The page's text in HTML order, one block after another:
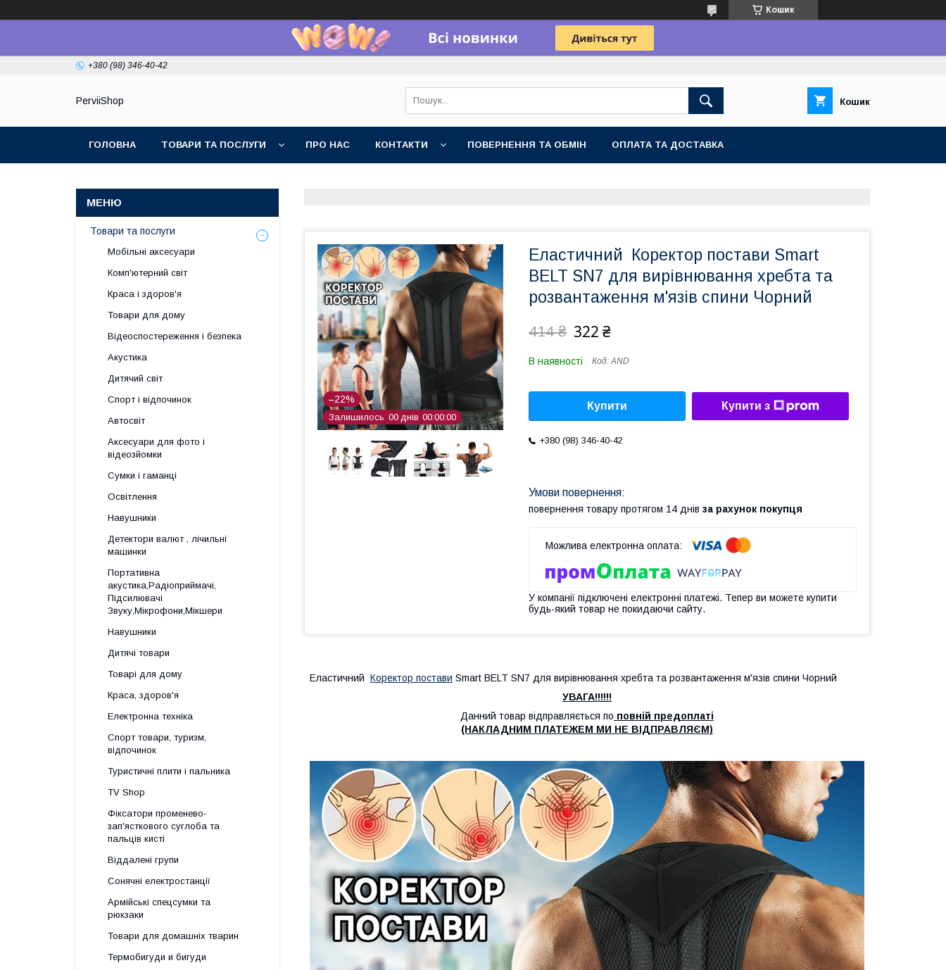
Кошик
+380 (98) 346-40-42
PerviiShop Кошик
ГОЛОВНА ТОВАРИ ТА ПОСЛУГИ ПРО НАС КОНТАКТИ ПОВЕРНЕННЯ ТА ОБМІН ОПЛАТА ТА ДОСТАВКА
–22%
Залишилось 00 днів 00 00 00
Еластичний Коректор постави Smart
BELT SN7 для вирівнювання хребта та
розвантаження м'язів спини Чорний
414 ₴ 322 ₴
В наявності Код:AND
Купити Купити з
+380 (98) 346-40-42
повернення товару протягом 14 днів за рахунок покупця
У компанії підключені електронні платежі. Тепер ви можете купити
будь-який товар не покидаючи сайту.
Еластичний Коректор постави Smart BELT SN7 для вирівнювання хребта та розвантаження м'язів спини Чорний
УВАГА!!!!!!
Данний товар відправляється по повній предоплаті
(НАКЛАДНИМ ПЛАТЕЖЕМ МИ НЕ ВІДПРАВЛЯЄМ)
Товари та послуги
Мобільні аксесуари
Комп'ютерний світ
Краса і здоров'я
Товари для дому
Відеоспостереження і безпека
Акустика
Дитячий світ
Спорт і відпочинок
Автосвіт
Аксесуари для фото і
відеозйомки
Сумки і гаманці
Освітлення
Навушники
Детектори валют , лічильні
машинки
Портативна
акустика,Радіоприймачі,
Підсилювачі
Звуку,Мікрофони,Мікшери
Навушники
Дитячі товари
Товарі для дому
Краса, здоров'я
Електронна техніка
Спорт товари, туризм,
відпочинок
Туристичні плити і пальника
TV Shop
Фіксатори променево-
зап'ясткового суглоба та
пальців кисті
Віддалені групи
Сонячні електростанції
Армійські спецсумки та
рюкзаки
Товари для домашніх тварин
Термобигуди и бигуди